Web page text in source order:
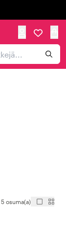
5 osuma(a)